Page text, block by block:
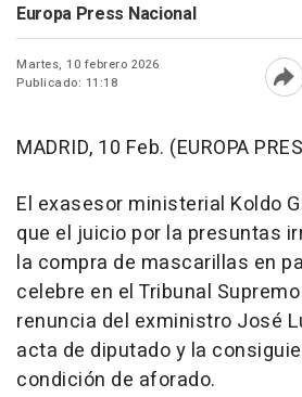
Europa Press Nacional
Martes, 10 febrero 2026
Publicado: 11:18
MADRID, 10 Feb. (EUROPA
El exasesor ministerial Koldo
que el juicio por la presuntas
la compra de mascarillas en
celebre en el Tribunal
renuncia del exministro José
acta de diputado y la
condición de aforado.